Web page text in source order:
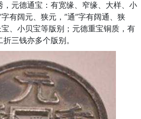
，元德通宝：有宽缘、窄缘、大样、小
有阔元、狭元，”通”字有阔通、狭
、小贝宝等版别；元德重宝铜质，有
三钱亦多个版别。